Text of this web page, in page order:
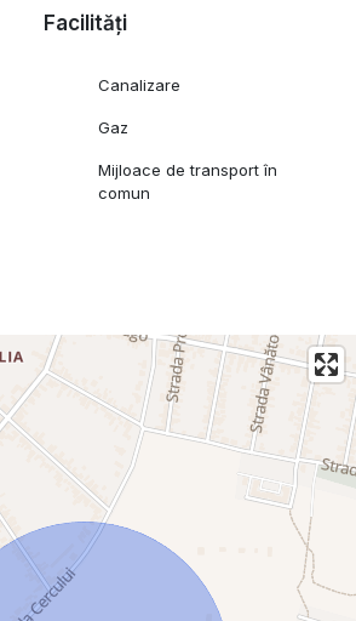
Facilități
Canalizare
Gaz
Mijloace de transport în
comun